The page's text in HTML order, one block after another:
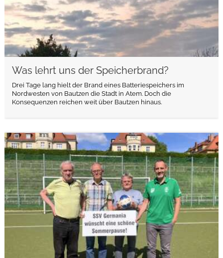
Was lehrt uns der Speicherbrand?
Drei Tage lang hielt der Brand eines Batteriespeichers im
Nordwesten von Bautzen die Stadt in Atem. Doch die
Konsequenzen reichen weit über Bautzen hinaus.
weiterlesen